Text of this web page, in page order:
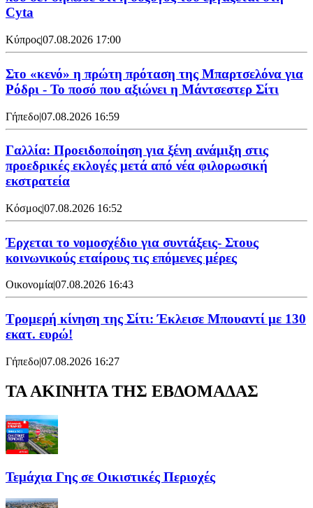
Cyta
Κύπρος|07.08.2026 17:00
Στο «κενό» η πρώτη πρόταση της Μπαρτσελόνα για
Ρόδρι - Το ποσό που αξιώνει η Μάντσεστερ Σίτι
Γήπεδο|07.08.2026 16:59
Γαλλία: Προειδοποίηση για ξένη ανάμιξη στις
προεδρικές εκλογές μετά από νέα φιλορωσική
εκστρατεία
Κόσμος|07.08.2026 16:52
Έρχεται το νομοσχέδιο για συντάξεις- Στους
κοινωνικούς εταίρους τις επόμενες μέρες
Οικονομία|07.08.2026 16:43
Τρομερή κίνηση της Σίτι: Έκλεισε Μπουαντί με 130
εκατ. ευρώ!
Γήπεδο|07.08.2026 16:27
ΤΑ ΑΚΙΝΗΤΑ ΤΗΣ ΕΒΔΟΜΑΔΑΣ
Τεμάχια Γης σε Οικιστικές Περιοχές